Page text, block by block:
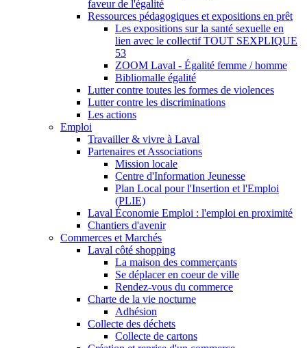
faveur de l'égalité
Ressources pédagogiques et expositions en prêt
Les expositions sur la santé sexuelle en
lien avec le collectif TOUT SEXPLIQUE
53
ZOOM Laval - Égalité femme / homme
Bibliomalle égalité
Lutter contre toutes les formes de violences
Lutter contre les discriminations
Les actions
Emploi
Travailler & vivre à Laval
Partenaires et Associations
Mission locale
Centre d'Information Jeunesse
Plan Local pour l'Insertion et l'Emploi
(PLIE)
Laval Économie Emploi : l'emploi en proximité
Chantiers d'avenir
Commerces et Marchés
Laval côté shopping
La maison des commerçants
Se déplacer en coeur de ville
Rendez-vous du commerce
Charte de la vie nocturne
Adhésion
Collecte des déchets
Collecte de cartons